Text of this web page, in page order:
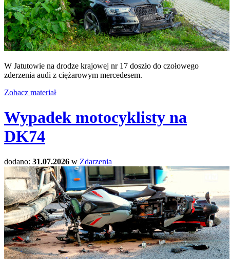
W Jatutowie na drodze krajowej nr 17 doszło do czołowego
zderzenia audi z ciężarowym mercedesem.
Zobacz materiał
Wypadek motocyklisty na
DK74
dodano: 31.07.2026 w Zdarzenia